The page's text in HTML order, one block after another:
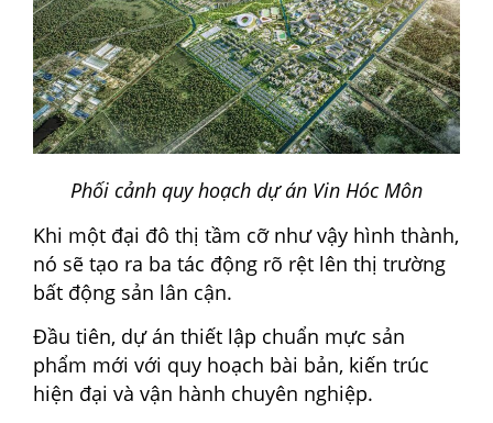
Phối cảnh quy hoạch dự án Vin Hóc Môn
Khi một đại đô thị tầm cỡ như vậy hình thành,
nó sẽ tạo ra ba tác động rõ rệt lên thị trường
bất động sản lân cận.
Đầu tiên, dự án thiết lập chuẩn mực sản
phẩm mới với quy hoạch bài bản, kiến trúc
hiện đại và vận hành chuyên nghiệp.